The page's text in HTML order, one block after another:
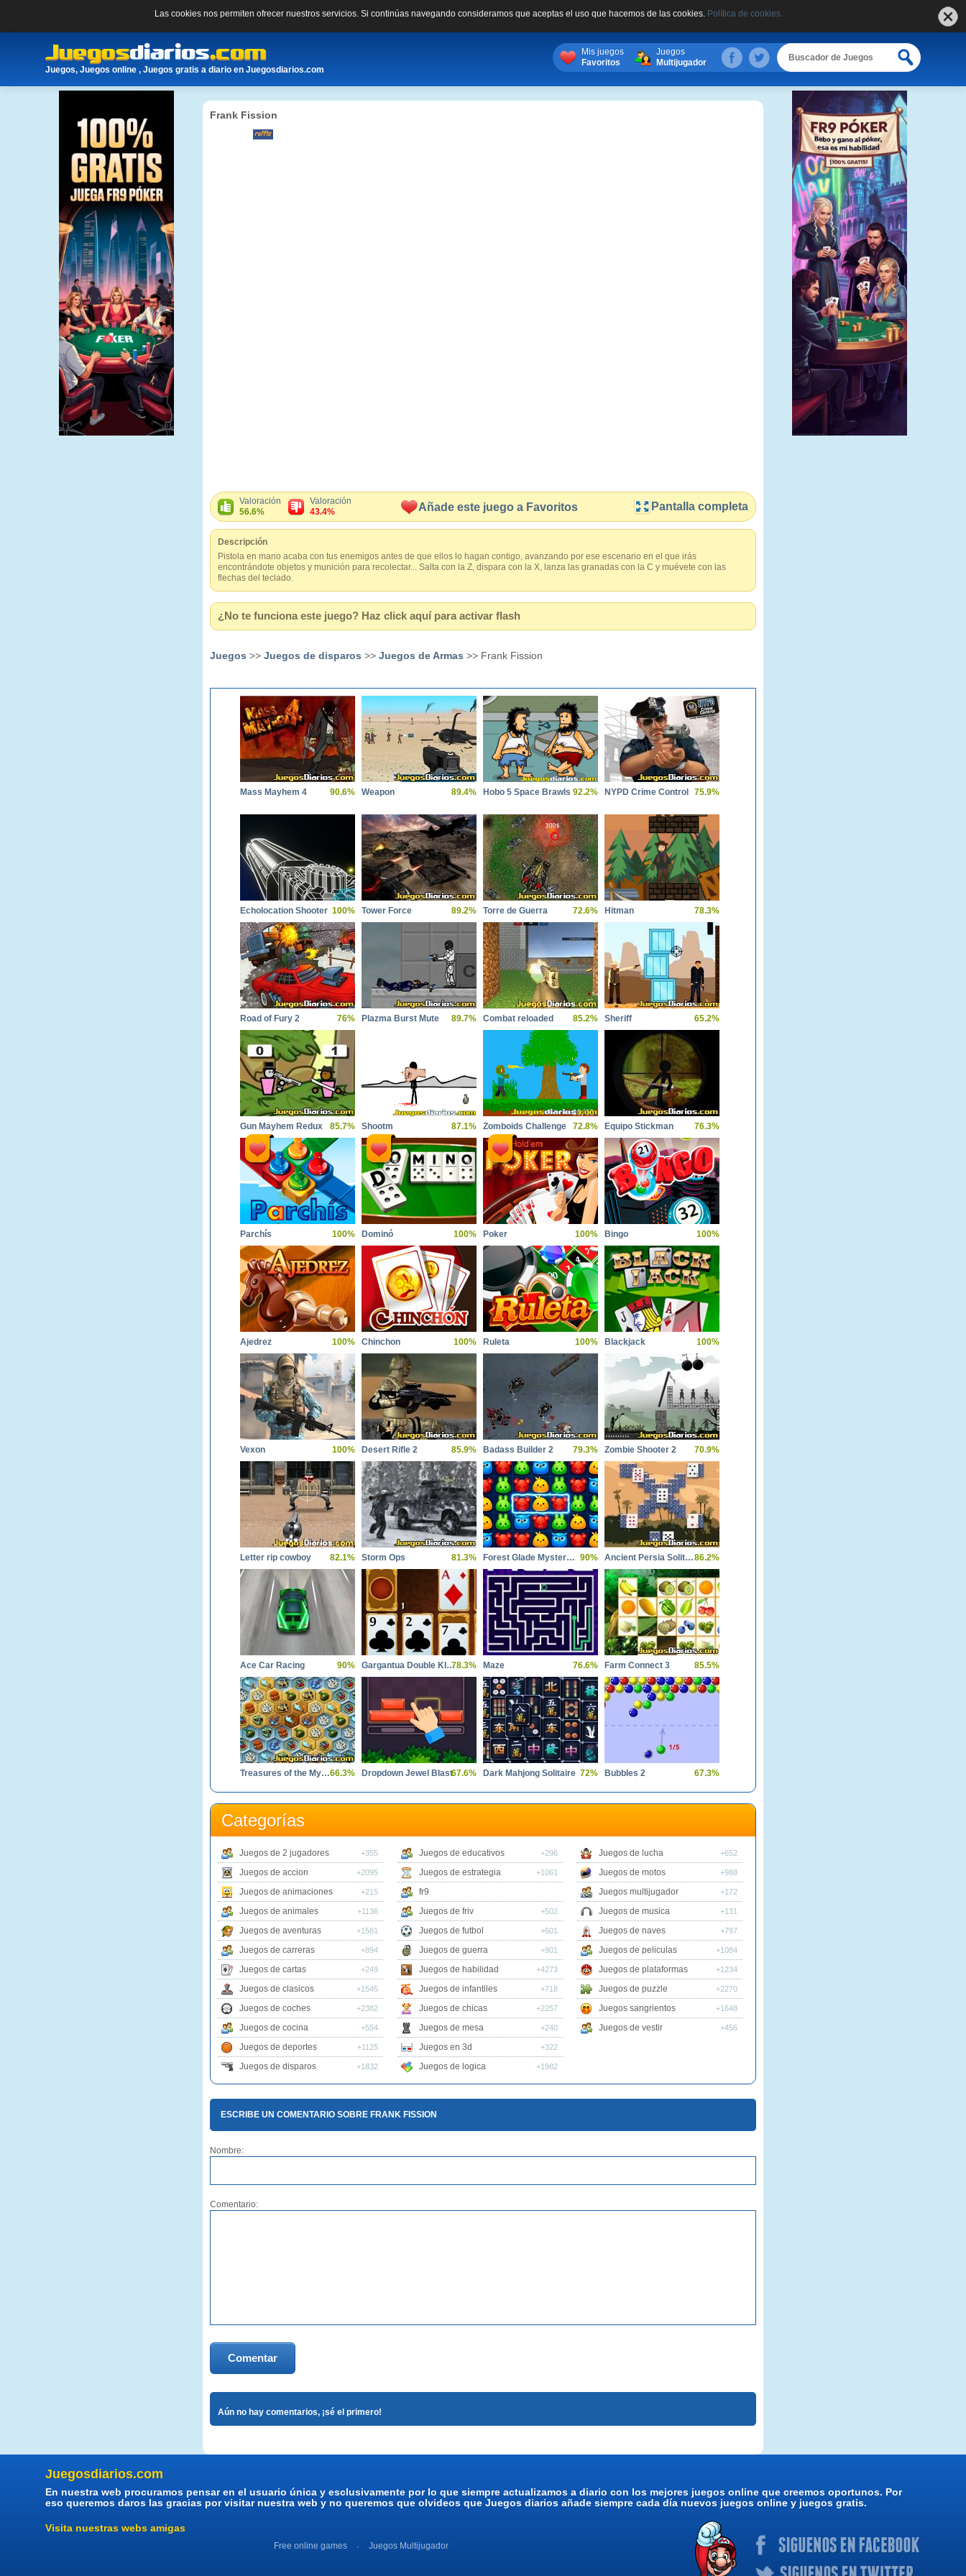
Las cookies nos permiten ofrecer nuestros servicios. Si continúas navegando consideramos que aceptas el uso que hacemos de las cookies. Política de cookies.
Juegos, Juegos online , Juegos gratis a diario en Juegosdiarios.com
Mis juegos
Favoritos
Juegos
Multijugador
Frank Fission
Valoración
56.6%
Valoración
43.4%
Añade este juego a Favoritos Pantalla completa
Descripción
Pistola en mano acaba con tus enemigos antes de que ellos lo hagan contigo, avanzando por ese escenario en el que irás
encontrándote objetos y munición para recolectar... Salta con la Z, dispara con la X, lanza las granadas con la C y muévete con las
flechas del teclado.
¿No te funciona este juego? Haz click aquí para activar flash
Juegos >> Juegos de disparos >> Juegos de Armas >> Frank Fission
Mass Mayhem 4 90.6% Weapon 89.4% Hobo 5 Space Brawls 92.2% NYPD Crime Control 75.9%
Echolocation Shooter 100% Tower Force 89.2% Torre de Guerra 72.6% Hitman 78.3%
Road of Fury 2 76% Plazma Burst Mute 89.7% Combat reloaded 85.2% Sheriff 65.2%
Gun Mayhem Redux 85.7% Shootm 87.1% Zomboids Challenge 72.8% Equipo Stickman 76.3%
Parchís 100% Dominó 100% Poker 100% Bingo 100%
Ajedrez 100% Chinchon 100% Ruleta 100% Blackjack 100%
Vexon 100% Desert Rifle 2 85.9% Badass Builder 2 79.3% Zombie Shooter 2 70.9%
Letter rip cowboy 82.1% Storm Ops 81.3% Forest Glade Mysteries 90% Ancient Persia Solitaire86.2%
Ace Car Racing 90% Gargantua Double Klondike78.3% Maze 76.6% Farm Connect 3 85.5%
Treasures of the Mystic Sea66.3% Dropdown Jewel Blast67.6% Dark Mahjong Solitaire 72% Bubbles 2 67.3%
Categorías
Juegos de 2 jugadores +355
Juegos de accion +2095
Juegos de animaciones +215
Juegos de animales +1136
Juegos de aventuras +1581
Juegos de carreras +894
Juegos de cartas +249
Juegos de clasicos +1545
Juegos de coches +2382
Juegos de cocina +554
Juegos de deportes +1125
Juegos de disparos +1832
Juegos de educativos +296
Juegos de estrategia +1061
fr9
Juegos de friv
+502
Juegos de futbol +601
Juegos de guerra +901
Juegos de habilidad +4273
Juegos de infantiles +718
Juegos de chicas +2257
Juegos de mesa +240
Juegos en 3d +322
Juegos de logica +1982
Juegos de lucha +652
Juegos de motos +988
Juegos multijugador +172
Juegos de musica +131
Juegos de naves +797
Juegos de peliculas +1084
Juegos de plataformas +1234
Juegos de puzzle +2270
Juegos sangrientos +1648
Juegos de vestir +456
ESCRIBE UN COMENTARIO SOBRE FRANK FISSION
Nombre:
Comentario:
Comentar
Aún no hay comentarios, ¡sé el primero!
Juegosdiarios.com
En nuestra web procuramos pensar en el usuario única y esclusivamente por lo que siempre actualizamos a diario con los mejores juegos online que creemos oportunos. Por
eso queremos daros las gracias por visitar nuestra web y no queremos que olvideos que Juegos diarios añade siempre cada día nuevos juegos online y juegos gratis.
Visita nuestras webs amigas
Free online games Juegos Multijugador